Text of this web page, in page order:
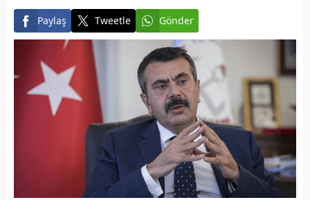
Paylaş Tweetle Gönder